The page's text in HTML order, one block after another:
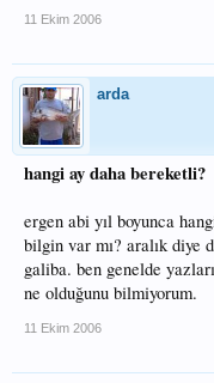
11 Ekim 2006
arda
hangi ay daha bereketli?
ergen abi yıl boyunca
bilgin var mı? aralık diye
galiba. ben genelde
ne olduğunu bilmiyorum.
11 Ekim 2006